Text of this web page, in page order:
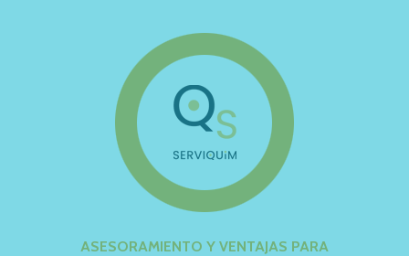
ASESORAMIENTO Y VENTAJAS PARA